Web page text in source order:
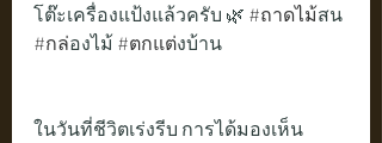
โต๊ะเครื่องแป้งแล้วครับ 🌿 #ถาดไม้สน
#กล่องไม้ #ตกแต่งบ้าน
ในวันที่ชีวิตเร่งรีบ การได้มองเห็น